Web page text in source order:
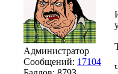
Администратор
Сообщений: 17104